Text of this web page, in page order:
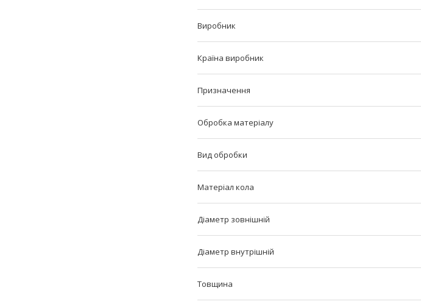
Виробник
Країна виробник
Призначення
Обробка матеріалу
Вид обробки
Матеріал кола
Діаметр зовнішній
Діаметр внутрішній
Товщина